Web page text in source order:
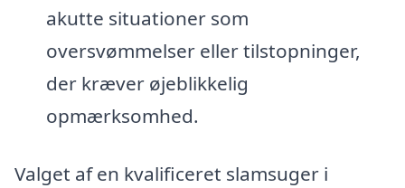
akutte situationer som
oversvømmelser eller tilstopninger,
der kræver øjeblikkelig
opmærksomhed.
Valget af en kvalificeret slamsuger i